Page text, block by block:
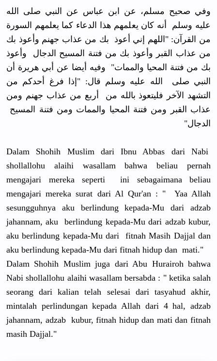
وفي صحيح مسلم، عن ابن عباس عن النبي صلى الله
عليه وسلم أنه كان يعلمهم هذا الدعاء كما يعلمهم السورة
من القرآن: "اللهم إني أعوذ بك من عذاب جهنم وأعوذ بك
من عذاب القبر وأعوذ بك من فتنة المسيح الدجال وأعوذ
بك من فتنة المحيا والممات" وفيه أيضا عن أبي هريرة أن
النبي صلى الله عليه وسلم قال: "إذا فرغ أحدكم من
التشهد الآخر فليتعوذ بالله من أربع من عذاب جهنم ومن
عذاب القبر ومن فتنة المحيا والممات ومن فتنة المسيح
الدجال"
Dalam Shohih Muslim dari Ibnu Abbas dari Nabi
shollallohu alaihi wasallam bahwa beliau pernah
mengajari mereka seperti ini sebagaimana beliau
mengajari mereka surat dari Al Qur'an : " Yaa Allah
sesungguhnya aku berlindung kepada-Mu dari adzab
jahannam, aku berlindung kepada-Mu dari adzab kubur,
aku berlindung kepada-Mu dari fitnah Masih Dajjal dan
aku berlindung kepada-Mu dari fitnah hidup dan mati."
Dalam Shohih Muslim juga dari Abu Hurairoh bahwa
Nabi shollallohu alaihi wasallam bersabda : " ketika salah
seorang dari kalian telah selesai dari tasyahud akhir,
mintalah perlindungan kepada Allah dari 4 hal, adzab
jahannam, adzab kubur, fitnah hidup dan mati dan fitnah
masih Dajjal."